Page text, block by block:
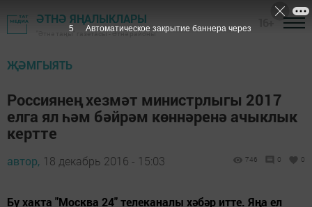
ӘТНӘ ЯҢАЛЫКЛАРЫ
"Әтнә таңы" газетасы - Әтнә районы
ҖӘМГЫЯТЬ
Россиянең хезмәт министрлыгы 2017
елга ял һәм бәйрәм көннәренә ачыклык
кертте
автор, 18 декабрь 2016 - 15:03 746 0 0
Бу хакта "Москва 24" телеканалы хәбәр итте. Яңа ел
4 Автоматическое закрытие баннера через